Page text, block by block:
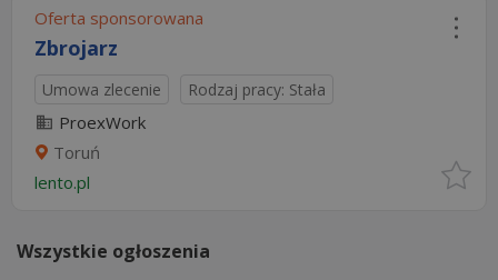
Oferta sponsorowana
Zbrojarz
Umowa zlecenie Rodzaj pracy: Stała
ProexWork
Toruń
lento.pl
Wszystkie ogłoszenia